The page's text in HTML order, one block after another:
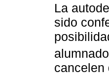
La
sido
cancelen